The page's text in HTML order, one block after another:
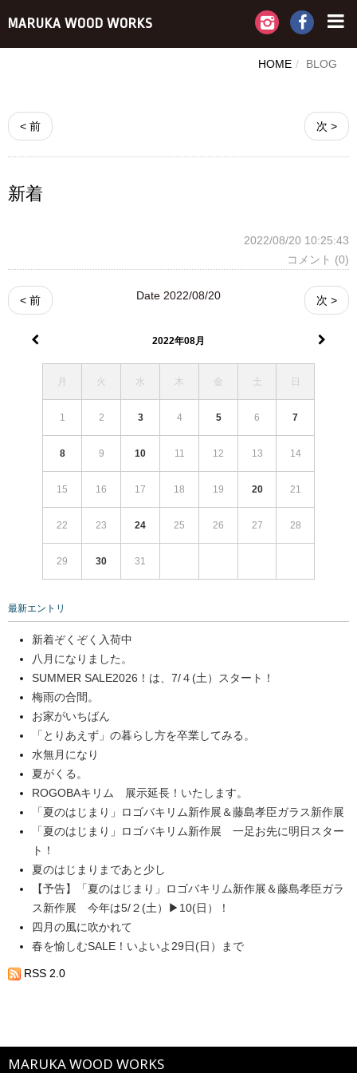
MARUKA WOOD WORKS
HOME BLOG
< 前 次 >
新着
2022/08/20 10:25:43
コメント (0)
< 前 次 >
Date 2022/08/20
2022年08月
月 火 水 木 金 土 日
1 2 3 4 5 6 7
8 9 10 11 12 13 14
15 16 17 18 19 20 21
22 23 24 25 26 27 28
29 30 31
最新エントリ
新着ぞくぞく入荷中
八月になりました。
SUMMER SALE2026！は、7/４(土）スタート！
梅雨の合間。
お家がいちばん
「とりあえず」の暮らし方を卒業してみる。
水無月になり
夏がくる。
ROGOBAキリム 展示延長！いたします。
「夏のはじまり」ロゴバキリム新作展＆藤島孝臣ガラス新作展
「夏のはじまり」ロゴバキリム新作展 一足お先に明日スター
ト！
夏のはじまりまであと少し
【予告】「夏のはじまり」ロゴバキリム新作展＆藤島孝臣ガラ
ス新作展 今年は5/２(土）▶10(日）！
四月の風に吹かれて
春を愉しむSALE！いよいよ29日(日）まで
RSS 2.0
MARUKA WOOD WORKS